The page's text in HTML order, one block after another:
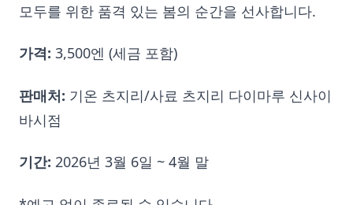
모두를 위한 품격 있는 봄의 순간을 선사합니다.
가격: 3,500엔 (세금 포함)
판매처: 기온 츠지리/사료 츠지리 다이마루 신사이
바시점
기간: 2026년 3월 6일 ~ 4월 말